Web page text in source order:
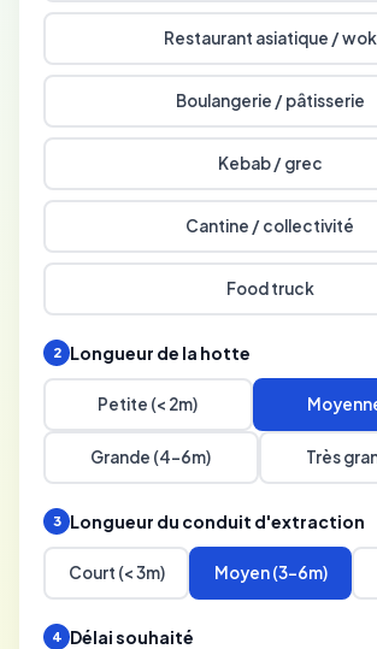
Restaurant asiatique / wok
Boulangerie / pâtisserie
Kebab / grec
Cantine / collectivité
Food truck
2 Longueur de la hotte
Petite (< 2m)
Grande (4-6m) Très
3 Longueur du conduit d'extraction
Court (< 3m) Moyen (3-6m)
4 Délai souhaité